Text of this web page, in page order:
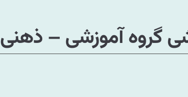
گروه آموزشی – ذهنی